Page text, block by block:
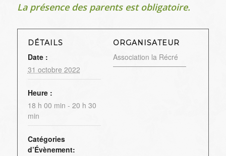
La présence des parents est obligatoire.
DÉTAILS
Date :
31 octobre 2022
Heure :
18 h 00 min - 20 h 30
min
Catégories
d’Évènement:
ORGANISATEUR
Association la Récré